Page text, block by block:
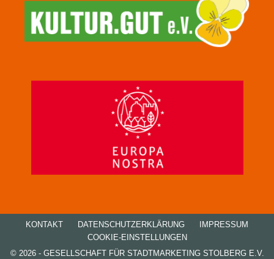
KONTAKT DATENSCHUTZ­ERKLÄRUNG
IMPRESSUM
COOKIE-EINSTELLUNGEN
© 2026 - GESELLSCHAFT FÜR STADTMARKETING STOLBERG E.V.